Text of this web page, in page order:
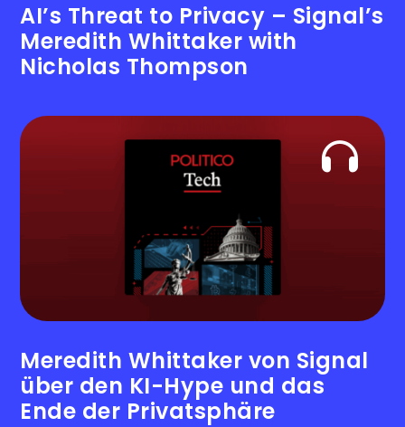
AI’s Threat to Privacy – Signal’s
Meredith Whittaker with
Nicholas Thompson
Meredith Whittaker von Signal
über den KI-Hype und das
Ende der Privatsphäre